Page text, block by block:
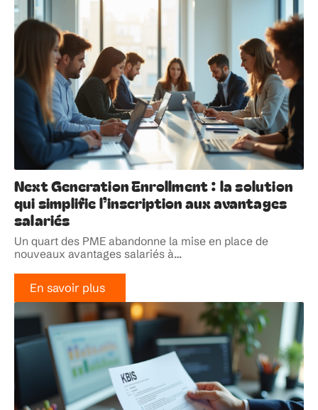
Next Generation Enrollment : la solution
qui simplifie l’inscription aux avantages
salariés
Un quart des PME abandonne la mise en place de
nouveaux avantages salariés à…
En savoir plus